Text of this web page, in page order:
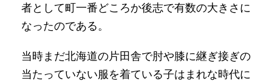
者として町一番どころか後志で有数の大きさに
なったのである。
当時まだ北海道の片田舎で肘や膝に継ぎ接ぎの
当たっていない服を着ている子はまれな時代に